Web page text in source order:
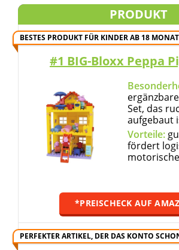
PRODUKT
BESTES PRODUKT FÜR KINDER AB 18
#1 BIG-Bloxx Peppa
Set, das
aufgebaut
Vorteile:
fördert
*PREISCHECK AUF
PERFEKTER ARTIKEL, DER DAS KONTO